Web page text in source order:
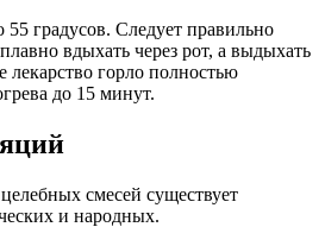
55 градусов. Следует правильно
вдыхать через рот, а выдыхать
горло полностью
до 15 минут.
смесей существует
и народных.